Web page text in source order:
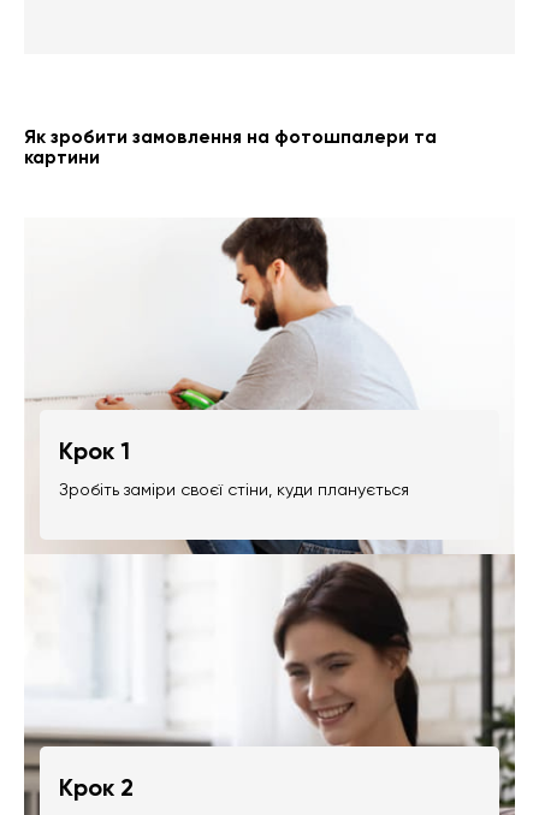
Як зробити замовлення на фотошпалери та
картини
Крок 1
Зробіть заміри своєї стіни, куди планується
Крок 2